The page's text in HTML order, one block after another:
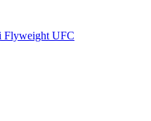
Flyweight UFC